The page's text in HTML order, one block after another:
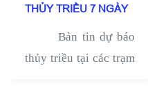
THỦY TRIỀU 7 NGÀY
05/04/2026, SỐ 14/2026
Bản tin dự báo
thủy triều tại các trạm